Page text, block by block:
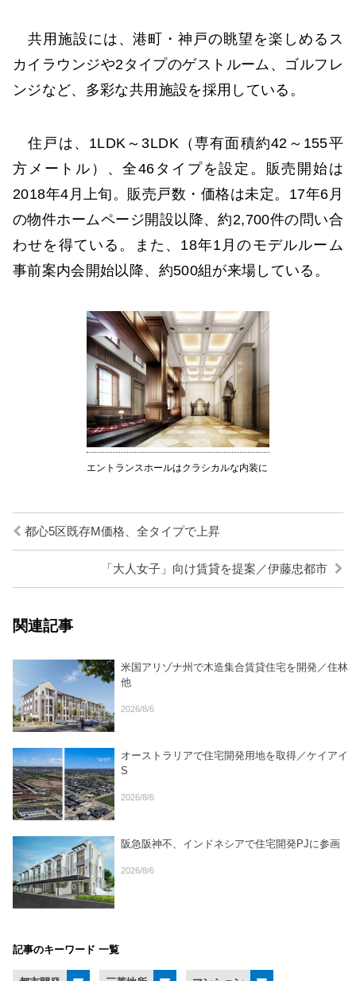
共用施設には、港町・神戸の眺望を楽しめるス
カイラウンジや2タイプのゲストルーム、ゴルフレ
ンジなど、多彩な共用施設を採用している。
住戸は、1LDK～3LDK（専有面積約42～155平
方メートル）、全46タイプを設定。販売開始は
2018年4月上旬。販売戸数・価格は未定。17年6月
の物件ホームページ開設以降、約2,700件の問い合
わせを得ている。また、18年1月のモデルルーム
事前案内会開始以降、約500組が来場している。
エントランスホールはクラシカルな内装に
都心5区既存M価格、全タイプで上昇
「大人女子」向け賃貸を提案／伊藤忠都市
関連記事
米国アリゾナ州で木造集合賃貸住宅を開発／住林
他
2026/8/6
オーストラリアで住宅開発用地を取得／ケイアイ
S
2026/8/6
阪急阪神不、インドネシアで住宅開発PJに参画
2026/8/6
記事のキーワード 一覧